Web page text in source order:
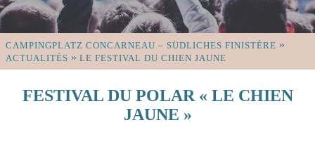
CAMPINGPLATZ CONCARNEAU – SÜDLICHES FINISTÈRE »
ACTUALITÉS » LE FESTIVAL DU CHIEN JAUNE
FESTIVAL DU POLAR « LE CHIEN
JAUNE »